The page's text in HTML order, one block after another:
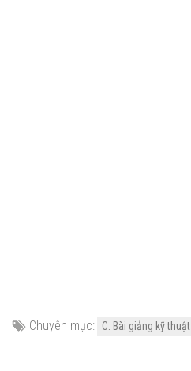
Chuyên mục: C. Bài giảng kỹ thuật